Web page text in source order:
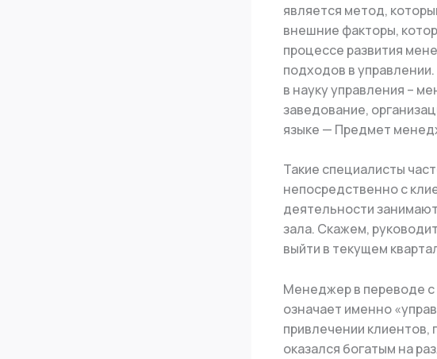
является метод,
внешние факторы,
процессе развития
подходов в
в науку управления –
заведование,
языке — Предмет
Такие специалисты
непосредственно с
деятельности
зала. Скажем,
выйти в текущем
Менеджер в переводе с
означает именно
привлечении клиентов,
оказался богатым на